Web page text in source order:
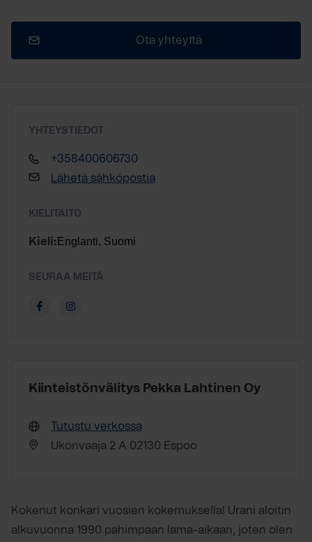
Ota yhteyttä
YHTEYSTIEDOT
+358400606730
Lähetä sähköpostia
KIELITAITO
Kieli: Englanti, Suomi
SEURAA MEITÄ
Kiinteistönvälitys Pekka Lahtinen Oy
Tutustu verkossa
Ukonvaaja 2 A 02130 Espoo
Kokenut konkari vuosien kokemuksella! Urani aloitin
alkuvuonna 1990 pahimpaan lama-aikaan, joten olen